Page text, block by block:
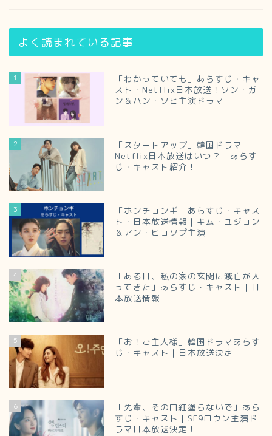
よく読まれている記事
1
「わかっていても」あらすじ・キャ
スト・Netflix日本放送！ソン・ガ
ン＆ハン・ソヒ主演ドラマ
2
「スタートアップ」韓国ドラマ
Netflix日本放送はいつ？｜あらす
じ・キャスト紹介！
3
「ホンチョンギ」あらすじ・キャス
ト・日本放送情報｜キム・ユジョン
＆アン・ヒョソプ主演
4
「ある日、私の家の玄関に滅亡が入
ってきた」あらすじ・キャスト｜日
本放送情報
5
「お！ご主人様」韓国ドラマあらす
じ・キャスト｜日本放送決定
6
「先輩、その口紅塗らないで」あら
すじ・キャスト｜SF9ロウン主演ド
ラマ日本放送決定！